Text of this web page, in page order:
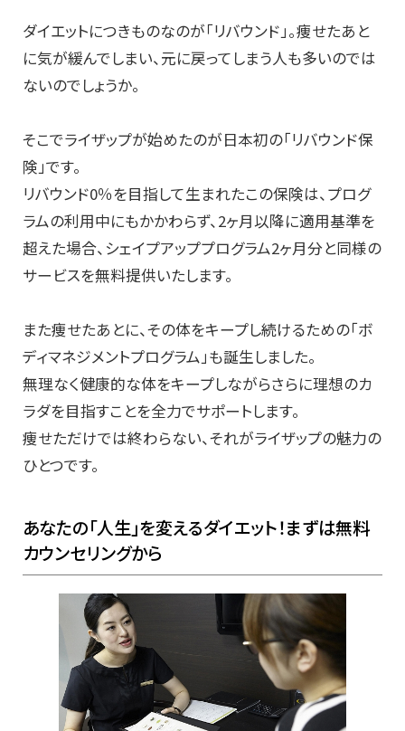
ダイエットにつきものなのが「リバウンド」。痩せたあと
に気が緩んでしまい、元に戻ってしまう人も多いのでは
ないのでしょうか。
そこでライザップが始めたのが日本初の「リバウンド保
険」です。
リバウンド0％を目指して生まれたこの保険は、プログ
ラムの利用中にもかかわらず、2ヶ月以降に適用基準を
超えた場合、シェイプアッププログラム2ヶ月分と同様の
サービスを無料提供いたします。
また痩せたあとに、その体をキープし続けるための「ボ
ディマネジメントプログラム」も誕生しました。
無理なく健康的な体をキープしながらさらに理想のカ
ラダを目指すことを全力でサポートします。
痩せただけでは終わらない、それがライザップの魅力の
ひとつです。
あなたの「人生」を変えるダイエット！まずは無料
カウンセリングから